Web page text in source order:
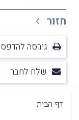
חזור
גירסה
שלח לחבר
דף הבית